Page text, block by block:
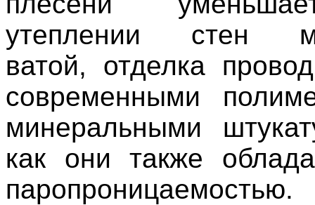
утеплении стен
ватой, отделка
современными
минеральными
как они также
паропроницаемостью.